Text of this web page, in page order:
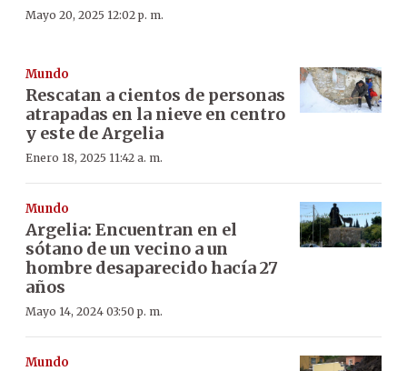
Mayo 20, 2025 12:02 p. m.
Mundo
Rescatan a cientos de personas
atrapadas en la nieve en centro
y este de Argelia
Enero 18, 2025 11:42 a. m.
Mundo
Argelia: Encuentran en el
sótano de un vecino a un
hombre desaparecido hacía 27
años
Mayo 14, 2024 03:50 p. m.
Mundo